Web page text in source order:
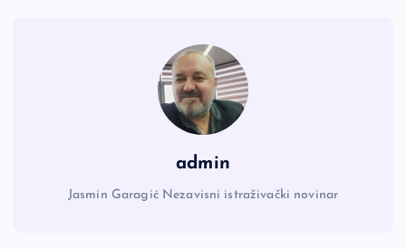
admin
Jasmin Garagić Nezavisni istraživački novinar